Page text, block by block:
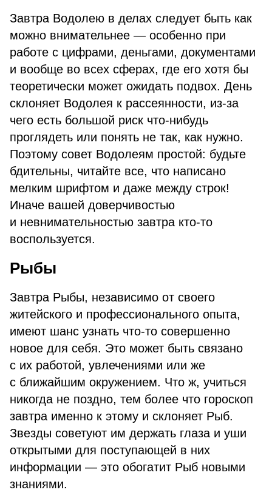
Завтра Водолею в делах следует быть как
можно внимательнее — особенно при
работе с цифрами, деньгами, документами
и вообще во всех сферах, где его хотя бы
теоретически может ожидать подвох. День
склоняет Водолея к рассеянности, из-за
чего есть большой риск что-нибудь
проглядеть или понять не так, как нужно.
Поэтому совет Водолеям простой: будьте
бдительны, читайте все, что написано
мелким шрифтом и даже между строк!
Иначе вашей доверчивостью
и невнимательностью завтра кто-то
воспользуется.
Рыбы
Завтра Рыбы, независимо от своего
житейского и профессионального опыта,
имеют шанс узнать что-то совершенно
новое для себя. Это может быть связано
с их работой, увлечениями или же
с ближайшим окружением. Что ж, учиться
никогда не поздно, тем более что гороскоп
завтра именно к этому и склоняет Рыб.
Звезды советуют им держать глаза и уши
открытыми для поступающей в них
информации — это обогатит Рыб новыми
знаниями.